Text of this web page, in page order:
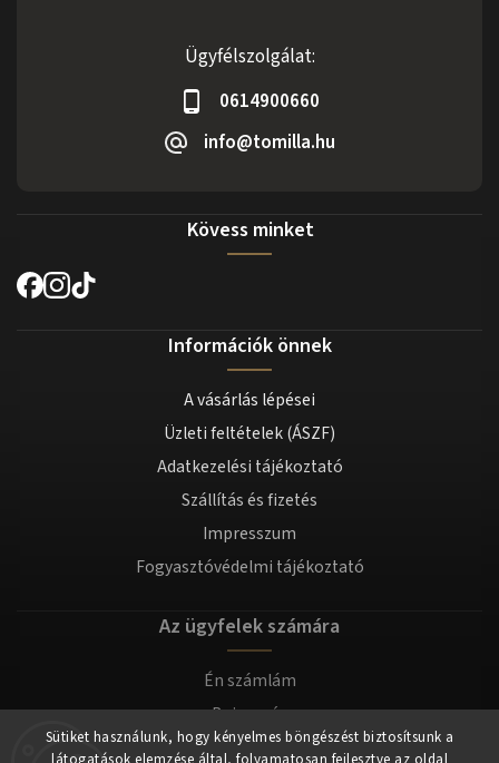
Sütiket használunk, hogy kényelmes böngészést biztosítsunk a
Ügyfélszolgálat:
0614900660
info@tomilla.hu
Kövess minket
Információk önnek
A vásárlás lépései
Üzleti feltételek (ÁSZF)
Adatkezelési tájékoztató
Szállítás és fizetés
Impresszum
Fogyasztóvédelmi tájékoztató
Az ügyfelek számára
Én számlám
Bejegyzés
Bejelentkezés